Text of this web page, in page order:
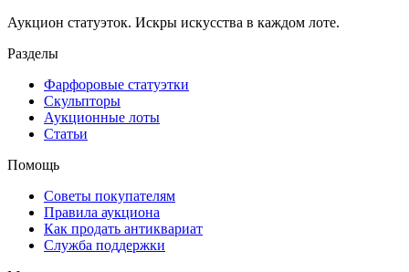
Аукцион статуэток. Искры искусства в каждом лоте.
Разделы
Фарфоровые статуэтки
Скульпторы
Аукционные лоты
Статьи
Помощь
Советы покупателям
Правила аукциона
Как продать антиквариат
Служба поддержки